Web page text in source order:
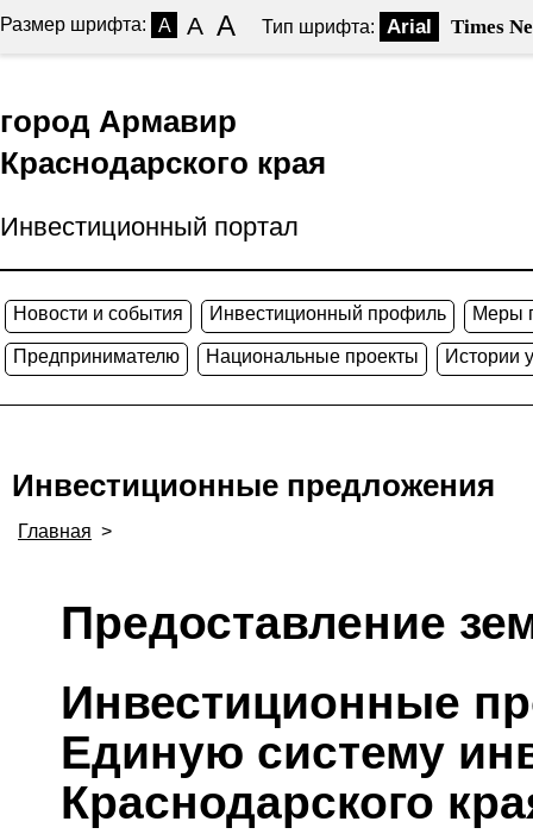
Размер шрифта: A A A Тип шрифта: Arial Times
город Армавир
Краснодарского края
Инвестиционный портал
Новости и события Инвестиционный профиль Меры
Предпринимателю Национальные проекты Истории
Инвестиционные предложения
Главная >
Предоставление
Инвестиционные
Единую систему
Краснодарского